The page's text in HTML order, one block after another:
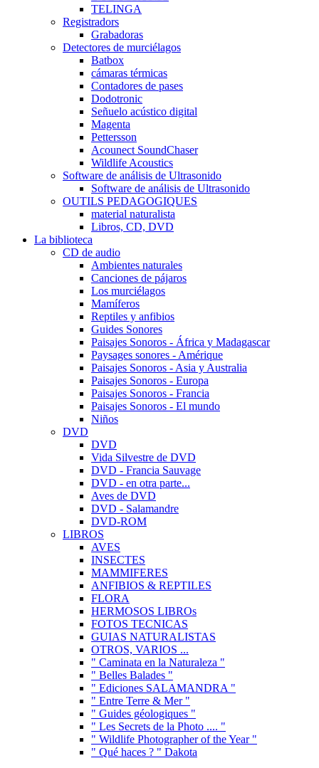
TELINGA
Registradors
Grabadoras
Detectores de murciélagos
Batbox
cámaras térmicas
Contadores de pases
Dodotronic
Señuelo acústico digital
Magenta
Pettersson
Acounect SoundChaser
Wildlife Acoustics
Software de análisis de Ultrasonido
Software de análisis de Ultrasonido
OUTILS PEDAGOGIQUES
material naturalista
Libros, CD, DVD
La biblioteca
CD de audio
Ambientes naturales
Canciones de pájaros
Los murciélagos
Mamíferos
Reptiles y anfibios
Guides Sonores
Paisajes Sonoros - África y Madagascar
Paysages sonores - Amérique
Paisajes Sonoros - Asia y Australia
Paisajes Sonoros - Europa
Paisajes Sonoros - Francia
Paisajes Sonoros - El mundo
Niños
DVD
DVD
Vida Silvestre de DVD
DVD - Francia Sauvage
DVD - en otra parte...
Aves de DVD
DVD - Salamandre
DVD-ROM
LIBROS
AVES
INSECTES
MAMMIFERES
ANFIBIOS & REPTILES
FLORA
HERMOSOS LIBROs
FOTOS TECNICAS
GUIAS NATURALISTAS
OTROS, VARIOS ...
" Caminata en la Naturaleza "
" Belles Balades "
" Ediciones SALAMANDRA "
" Entre Terre & Mer "
" Guides géologiques "
" Les Secrets de la Photo .... "
" Wildlife Photographer of the Year "
" Qué haces ? " Dakota